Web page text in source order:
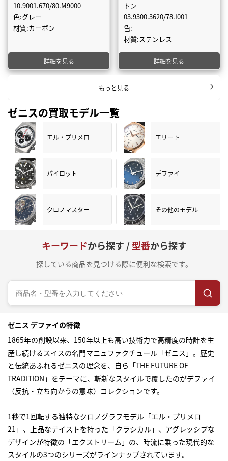
10.9001.670/80.M9000
色:グレー
材質:カーボン
詳細を見る
トン
03.9300.3620/78.I001
色:
材質:ステンレス
詳細を見る
もっと見る
ゼニスの買取モデル一覧
エル・プリメロ エリート
パイロット デファイ
クロノマスター その他のモデル
キーワードから探す /型番から探す
探している商品を見つける際に便利な検索です。
ゼニス デファイの特徴
1865年の創設以来、150年以上も高い技術力で高精度の時計を生
産し続けるスイスの名門マニュファクチュール「ゼニス」。歴史
と伝統あふれるゼニスの理念を、自ら「THE FUTURE OF
TRADITION」をテーマに、斬新なスタイルで覆したのがデファイ
（反抗・立ち向かうの意味）コレクションです。
1秒で1回転する独特なクロノグラフモデル「エル・プリメロ
21」、上品なテイストを持った「クラシカル」、アグレッシブな
デザインが特徴の「エクストリーム」の、時流に乗った現代的な
スタイルの3つのシリーズがラインナップされています。